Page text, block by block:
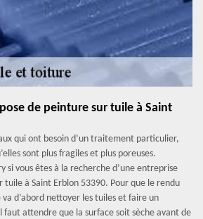
de peinture sur tuile à Saint
qui ont besoin d’un traitement particulier,
sont plus fragiles et plus poreuses.
si vous êtes à la recherche d’une entreprise
tuile à Saint Erblon 53390. Pour que le rendu
d’abord nettoyer les tuiles et faire un
attendre que la surface soit sèche avant de